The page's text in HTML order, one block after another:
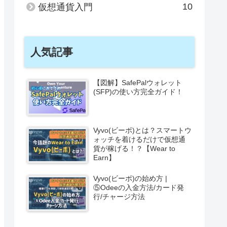
仮想通貨入門 10
人気記事
【図解】SafePalウォレット
(SFP)の使い方完全ガイド！
Vyvo(ビーボ)とは？スマートウ
ォッチを着けるだけで仮想通
貨が稼げる！？【Wear to
Earn】
Vyvo(ビーボ)の始め方 |
⑤Odeeの入金方法/カード発
行/チャージ方法